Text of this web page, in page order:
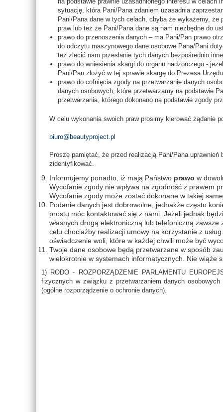
sytuację, która Pani/Pana zdaniem uzasadnia
Pani/Pana dane w tych celach, chyba że wykażemy,
praw lub też że Pani/Pana dane są nam niezbędne do
prawo do przenoszenia danych – ma Pani/Pan prawo
do odczytu maszynowego dane osobowe Pana/Pani
też zlecić nam przesłanie tych danych bezpośrednio
prawo do wniesienia skargi do organu nadzorczego -
Pani/Pan złożyć w tej sprawie skargę do Prezesa
prawo do cofnięcia zgody na przetwarzanie danych
danych osobowych, które przetwarzamy na podstawie
przetwarzania, którego dokonano na podstawie zgody
W celu wykonania swoich praw prosimy kierować żądanie
biuro@beautyproject.pl
Proszę pamiętać, że przed realizacją Pani/Pana
zidentyfikować.
Informujemy ponadto, iż mają Państwo prawo w
Wycofanie zgody nie wpływa na zgodność z prawem
Wycofanie zgody może zostać dokonane w takiej
Podanie danych jest dobrowolne, jednakże często
prostu móc kontaktować się z nami. Jeżeli jednak
własnych drogą elektroniczną lub telefoniczną
celu chociażby realizacji umowy na korzystanie z
oświadczenie woli, które w każdej chwili może być
Twoje dane osobowe będą przetwarzane w sposób
wielokrotnie w systemach informatycznych. Nie wiąże
1) RODO - ROZPORZĄDZENIE PARLAMENTU
fizycznych w związku z przetwarzaniem danych
(ogólne rozporządzenie o ochronie danych).